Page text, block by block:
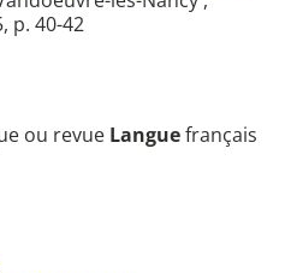
p. 40-42
ou revue Languefrançais